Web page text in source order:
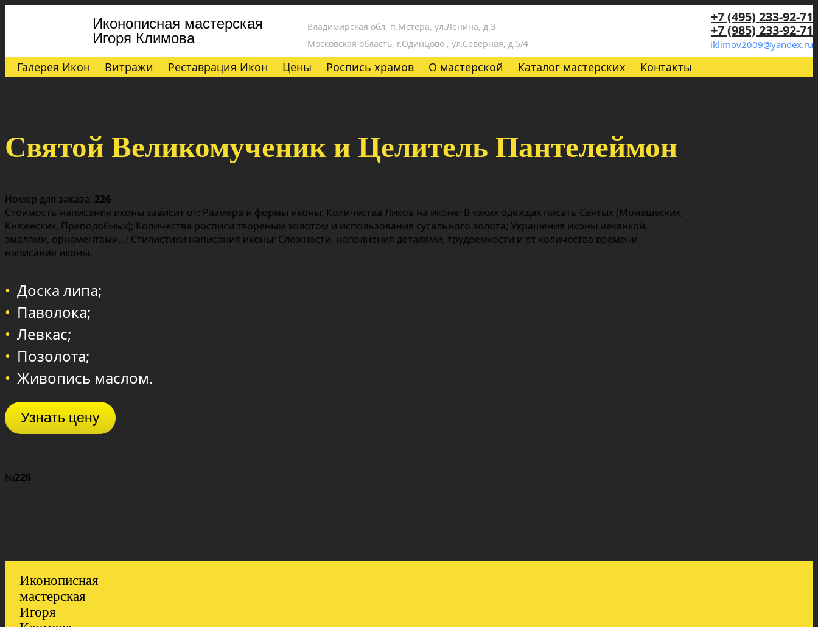
Иконописная мастерская
Игоря Климова
Владимирская обл, п.Мстера, ул.Ленина, д.3
Московская область, г.Одинцово , ул.Северная, д.5/4
+7 (495) 233-92-71
+7 (985) 233-92-71
iklimov2009@yandex.ru
Галерея Икон Витражи Реставрация Икон Цены Роспись храмов О мастерской Каталог мастерских Контакты
Святой Великомученик и Целитель Пантелеймон
Номер для заказа: 226
Стоимость написания иконы зависит от: Размера и формы иконы; Количества Ликов на иконе; В каких одеждах писать Святых (Монашеских,
Княжеских, Преподобных); Количества росписи твореным золотом и использования сусального золота; Украшения иконы чеканкой,
эмалями, орнаментами…; Стилистики написания иконы; Сложности, наполнения деталями, трудоемкости и от количества времени
написания иконы.
Доска липа;
Паволока;
Левкас;
Позолота;
Живопись маслом.
Узнать цену
№226
Иконописная
мастерская
Игоря